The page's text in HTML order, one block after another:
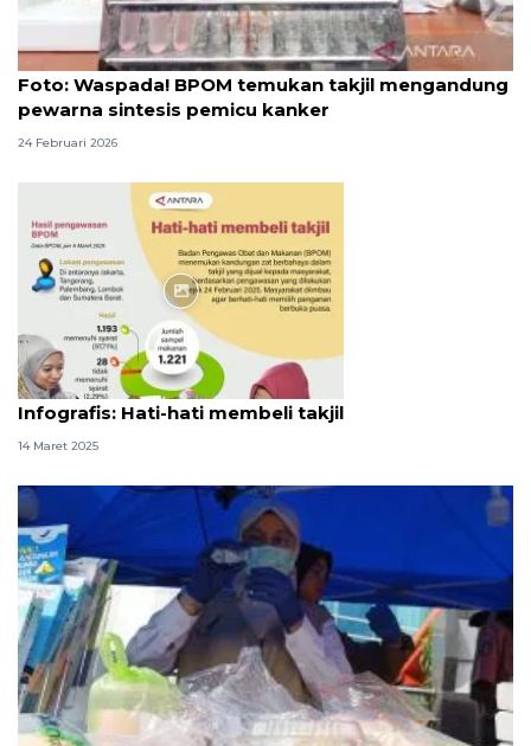
Foto
Foto: Waspada! BPOM temukan takjil mengandung
pewarna sintesis pemicu kanker
24 Februari 2026
Infografik
Infografis: Hati-hati membeli takjil
14 Maret 2025